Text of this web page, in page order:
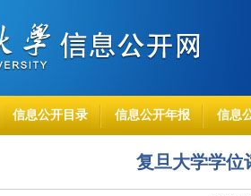
信息公开目录 信息公开年报 信息
复旦大学学位